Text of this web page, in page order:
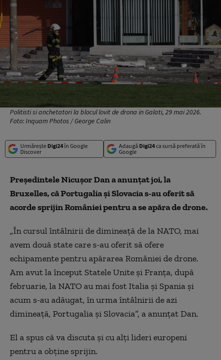
Politisti si anchetatori la blocul lovit de drona in Galati, 29 mai 2026.
Foto: Inquam Photos / George Calin
Urmărește Digi24în Google
Discover
Adaugă Digi24ca sursă preferată în
Google
Preşedintele Nicuşor Dan a anunţat joi, la
Bruxelles, că Portugalia şi Slovacia s-au oferit să
acorde sprijin României pentru a se apăra de drone.
„În cursul întâlnirii de dimineaţă de la NATO, mai
avem două state care s-au oferit să ofere
echipamente pentru apărarea României de drone.
Am avut la început Statele Unite şi Franţa, după
februarie, la NATO au mai fost Italia şi Spania şi
acum s-au adăugat, în urma întâlnirii de azi
dimineaţă, Portugalia şi Slovacia”, a anunţat Dan.
El a spus că va discuta și cu alți lideri europeni
pentru a obține sprijin.